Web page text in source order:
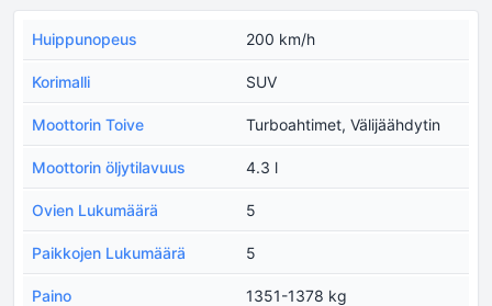
Huippunopeus 200 km/h
Korimalli SUV
Moottorin Toive Turboahtimet, Välijäähdytin
Moottorin öljytilavuus 4.3 l
Ovien Lukumäärä 5
Paikkojen Lukumäärä 5
Paino 1351-1378 kg